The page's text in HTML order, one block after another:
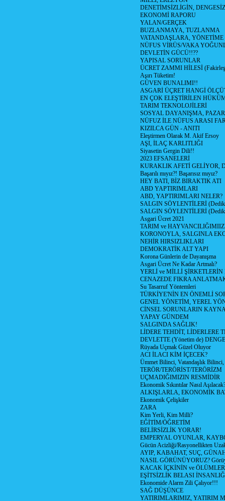
DENETİMSİZLİGİN,
EKONOMİ RAPORU
YALAN/GERÇEK
BUZLANMAYA, TUZLANMA
VATANDAŞLARA,
NÜFUS VİRÜS/VAKA
DEVLETİN GÜCÜ!!??
YAPISAL SORUNLAR
ÜCRET ZAMMI HİLESİ
Aşırı Tüketim!
GÜVEN BUNALIMI!!
ASGARİ ÜÇRET HANGİ
EN ÇOK ELEŞTİRİLEN
TARIM TEKNOLOJİLERİ
SOSYAL DAYANIŞMA,
NÜFUZ İLE NÜFUS ARASI
KIZILCA GÜN - ANITI
Eleştirmen Olarak M. Akif Ersoy
AŞI, İLAÇ KARLITLIĞI
Siyasetin Gergin Dili!!
2023 EFSANELERİ
KURAKLIK AFETİ GELİYOR,
Başarılı mıyız?! Başarısız mıyız?
HEY BATI, BİZ BIRAKTIK ATI
ABD YAPTIRIMLARI
ABD, YAPTIRIMLARI NELER?
SALGIN SÖYLENTİLERİ
SALGIN SÖYLENTİLERİ
Asgari Ücret 2021
TARIM ve
KORONOYLA, SALGINLA
NEHİR HIRSIZLIKLARI
DEMOKRATİK ALT YAPI
Korona Günlerin de Dayanışma
Asgari Ücret Ne Kadar Artmalı?
YERLİ ve MİLLİ
CENAZEDE FIKRA
Su Tasarruf Yöntemleri
TÜRKİYE'NİN EN ÖNEMLİ
GENEL YÖNETİM, YEREL
CİNSEL SORUNLARIN
YAPAY GÜNDEM
SALGINDA SAĞLIK!
LİDERE TEHDİT, LİDERLERE
DEVLETTE (Yönetim de)
Rüyada Uçmak Güzel Oluyor
ACI İLACI KİM İÇECEK?
Ümmet Bilinci, Vatandaşlık
TERÖR/TERÖRİST/TERÖRİZM
UÇMADIĞIMIZIN RESMİDİR
Ekonomik Sıkıntılar Nasıl
ALKIŞLARLA, EKONOMİK
Ekonomik Çelişkiler
ZARA
Kim Yerli, Kim Milli?
EĞİTİM/ÖĞRETİM
BELİRSİZLİK YORAR!
EMPERYAL OYUNLAR,
Gücün Acizliği/Rasyonellikten
AYIP, KABAHAT, SUÇ,
NASIL GÖRÜNÜYORUZ?
KACAK İÇKİNİN ve
EŞİTSİZLİK BELASI
Ekonomide Alarm Zili Çalıyor!!!
SAĞ DÜŞÜNCE
YATIRIMLARIMIZ, YATIRIM